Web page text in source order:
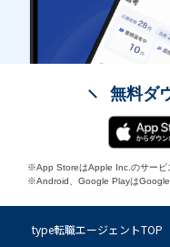
無料ダ
※App StoreはApple Inc.のサービ
※Android、Google PlayはGoogle
type転職エージェントTOP